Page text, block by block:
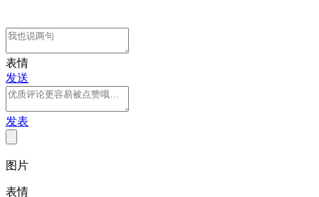
表情
发送
发表
图片
表情